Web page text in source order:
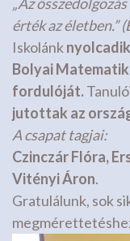
érték az életben.”
Iskolánk
Bolyai
fordulóját.
jutottak az
A csapat tagjai:
Czinczár Flóra,
Vitényi Áron.
Gratulálunk, sok